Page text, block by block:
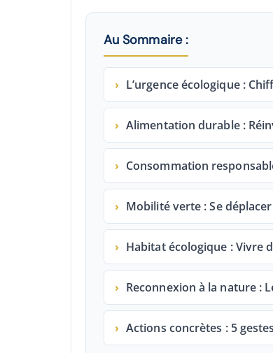
Au Sommaire :
› L’urgence écologique :
› Alimentation durable :
› Consommation
› Mobilité verte : Se
› Habitat écologique : Vivre
› Reconnexion à la nature :
› Actions concrètes : 5